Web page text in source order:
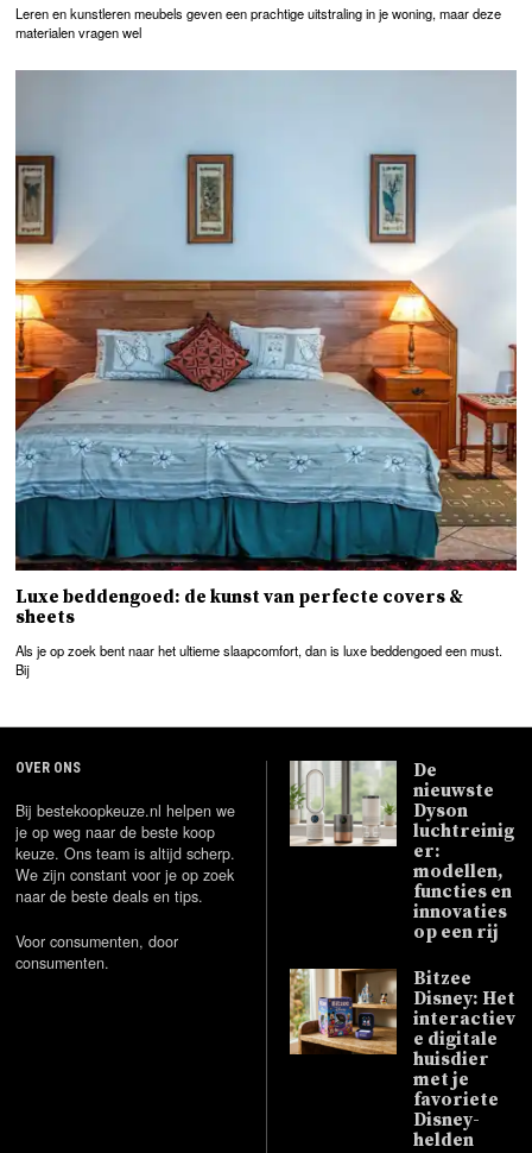
Leren en kunstleren meubels geven een prachtige uitstraling in je woning, maar deze
materialen vragen wel
Luxe beddengoed: de kunst van perfecte covers &
sheets
Als je op zoek bent naar het ultieme slaapcomfort, dan is luxe beddengoed een must.
Bij
OVER ONS
Bij bestekoopkeuze.nl helpen we
je op weg naar de beste koop
keuze. Ons team is altijd scherp.
We zijn constant voor je op zoek
naar de beste deals en tips.
Voor consumenten, door
consumenten.
De
nieuwste
Dyson
luchtreinig
er:
modellen,
functies en
innovaties
op een rij
Bitzee
Disney: Het
interactiev
e digitale
huisdier
met je
favoriete
Disney-
helden